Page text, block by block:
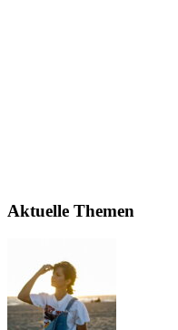
Aktuelle Themen